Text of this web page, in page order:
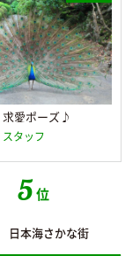
求愛ポーズ♪
スタッフ
5位
日本海さかな街